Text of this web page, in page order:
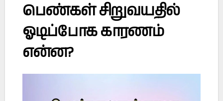
பெண்கள் சிறுவயதில்
ஓடிப்போக காரணம்
என்ன?